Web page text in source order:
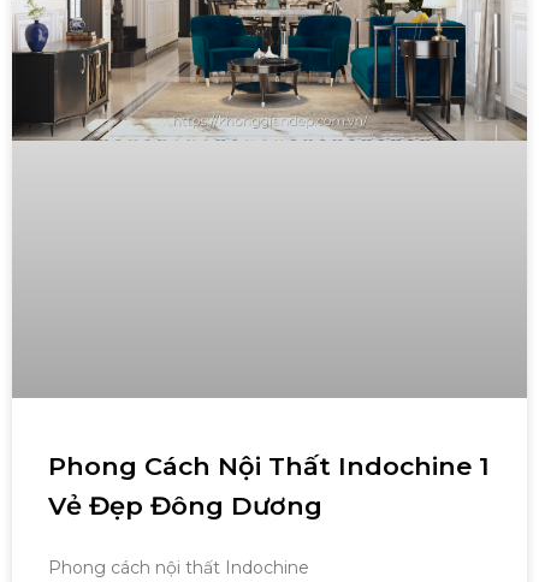
Phong Cách Nội Thất Indochine 1
Vẻ Đẹp Đông Dương
Phong cách nội thất Indochine